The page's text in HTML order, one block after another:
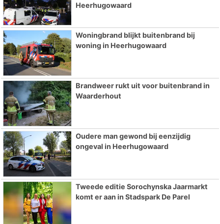
Heerhugowaard
Woningbrand blijkt buitenbrand bij
woning in Heerhugowaard
Brandweer rukt uit voor buitenbrand in
Waarderhout
Oudere man gewond bij eenzijdig
ongeval in Heerhugowaard
Tweede editie Sorochynska Jaarmarkt
komt er aan in Stadspark De Parel